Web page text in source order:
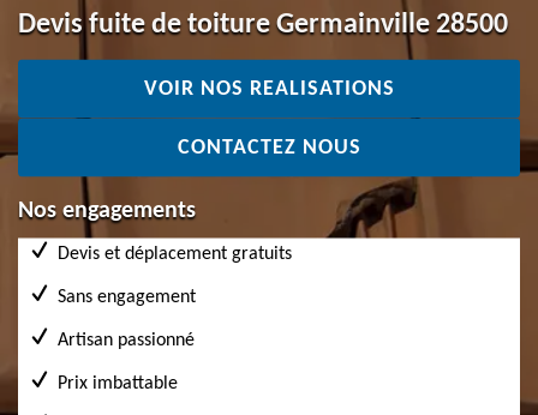
Devis fuite de toiture Germainville 28500
VOIR NOS REALISATIONS
CONTACTEZ NOUS
Nos engagements
Devis et déplacement gratuits
Sans engagement
Artisan passionné
Prix imbattable